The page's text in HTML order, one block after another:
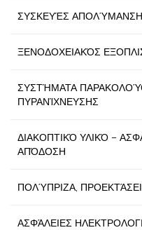
ΣΥΣΚΕΥΈΣ
ΞΕΝΟΔΟΧΕΙΑΚΌΣ
ΣΥΣΤΉΜΑΤΑ
ΠΥΡΑΝΊΧΝΕΥΣΗΣ
ΔΙΑΚΟΠΤΙΚΌ ΥΛΙΚΌ –
ΑΠΌΔΟΣΗ
ΠΟΛΎΠΡΙΖΑ,
ΑΣΦΆΛΕΙΕΣ